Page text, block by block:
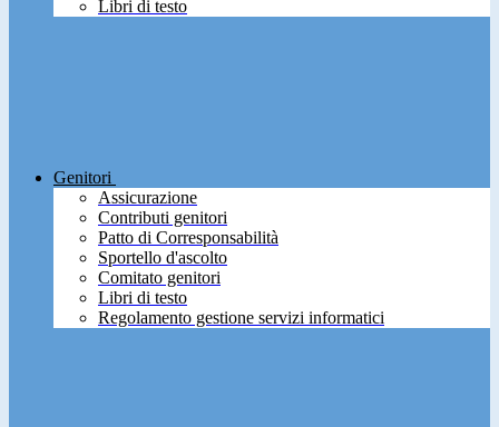
Libri di testo
Genitori
Assicurazione
Contributi genitori
Patto di Corresponsabilità
Sportello d'ascolto
Comitato genitori
Libri di testo
Regolamento gestione servizi informatici